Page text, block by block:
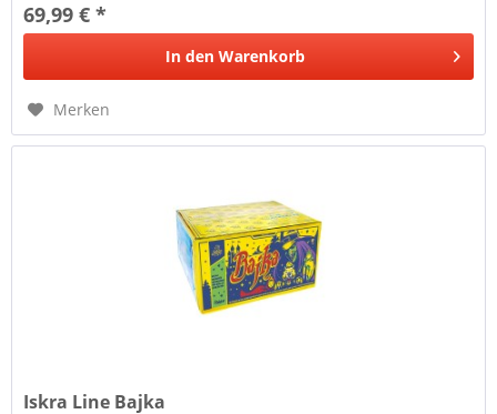
69,99 € *
In den Warenkorb
Merken
Iskra Line Bajka